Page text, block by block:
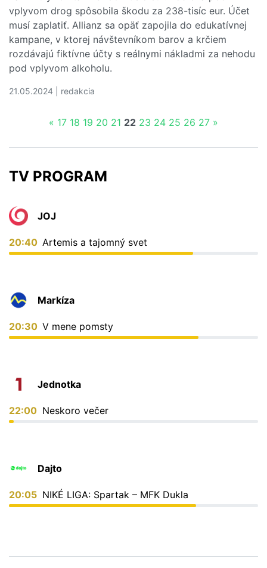
vplyvom drog spôsobila škodu za 238-tisíc eur. Účet
musí zaplatiť. Allianz sa opäť zapojila do edukatívnej
kampane, v ktorej návštevníkom barov a krčiem
rozdávajú fiktívne účty s reálnymi nákladmi za nehodu
pod vplyvom alkoholu.
21.05.2024 | redakcia
« 17 18 19 20 21 22 23 24 25 26 27 »
TV PROGRAM
JOJ
20:40 Artemis a tajomný svet
Markíza
20:30 V mene pomsty
Jednotka
22:00 Neskoro večer
Dajto
20:05 NIKÉ LIGA: Spartak – MFK Dukla